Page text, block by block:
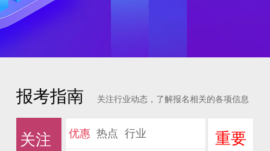
报考指南 关注行业动态，了解报名相关的各项信息
关注
优惠 热点 行业
重要